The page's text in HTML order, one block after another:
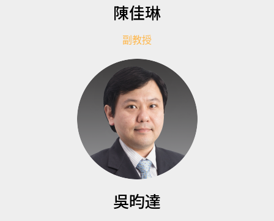
陳佳琳
副教授
吳昀達